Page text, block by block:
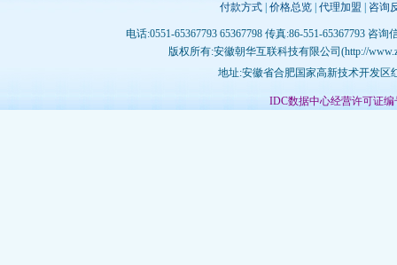
付款方式 价格总览 代理加盟 咨询
电话:0551-65367793 65367798 传真:86-551-65367793 咨询
版权所有:安徽朝华互联科技有限公司(http://
地址:安徽省合肥国家高新技术开发区
IDC数据中心经营许可证